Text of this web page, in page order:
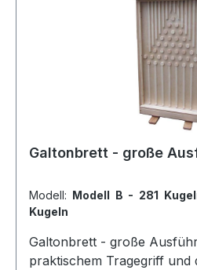
Galtonbrett - große
Modell: Modell B - 281
Kugeln
Galtonbrett - große Ausführung
praktischem Tragegriff und